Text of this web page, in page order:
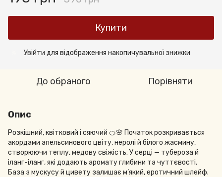
Купити
Увійти для відображення накопичувальної знижки
До обраного Порівняти
Опис
Розкішний, квітковий і сяючий 🍊🌸 Початок розкривається
акордами апельсинового цвіту, неролі й білого жасмину,
створюючи теплу, медову свіжість. У серці — тубероза й
іланг-іланг, які додають аромату глибини та чуттєвості.
База з мускусу й цивету залишає м’який, еротичний шлейф.